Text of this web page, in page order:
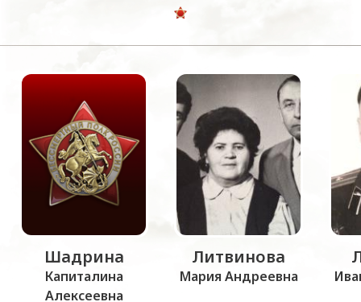
Шадрина
Капиталина
Алексеевна
Литвинова
Мария Андреевна